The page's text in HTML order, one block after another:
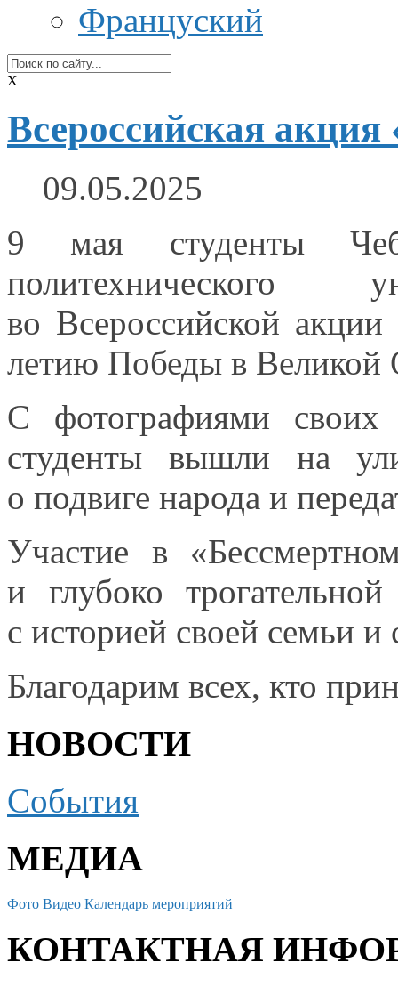
Француский
X
Всероссийская
09.05.2025
9 мая студенты
политехнического
во Всероссийской акции
летию Победы в Великой
С фотографиями
студенты вышли на
о подвиге народа и
Участие в
и глубоко
с историей своей семьи и
Благодарим всех, кто
НОВОСТИ
События
МЕДИА
Фото Видео Календарь мероприятий
КОНТАКТНАЯ